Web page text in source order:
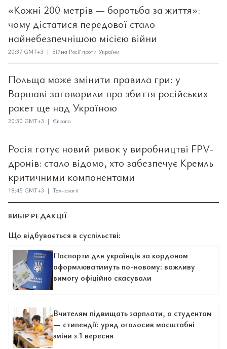
«Кожні 200 метрів — боротьба за життя»:
чому дістатися передової стало
найнебезпечнішою місією війни
20:37 GMT+3 | Війна Росії проти України
Польща може змінити правила гри: у
Варшаві заговорили про збиття російських
ракет ще над Україною
20:30 GMT+3 | Європа
Росія готує новий ривок у виробництві FPV-
дронів: стало відомо, хто забезпечує Кремль
критичними компонентами
18:45 GMT+3 | Технології
ВИБІР РЕДАКЦІЇ
Що відбувається в суспільстві:
Паспорти для українців за кордоном
оформлюватимуть по-новому: важливу
вимогу офіційно скасували
Вчителям підвищать зарплати, а студентам
— стипендії: уряд оголосив масштабні
зміни з 1 вересня